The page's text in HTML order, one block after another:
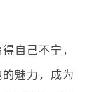
自己不宁，
魅力，成为